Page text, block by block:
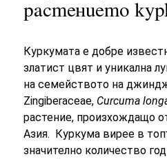
растението
Куркумата е добре
златист цвят и уникална
на семейството на
Zingiberaceae, Curcuma
растение, произхождащо
Азия. Куркума вирее в
значително количество